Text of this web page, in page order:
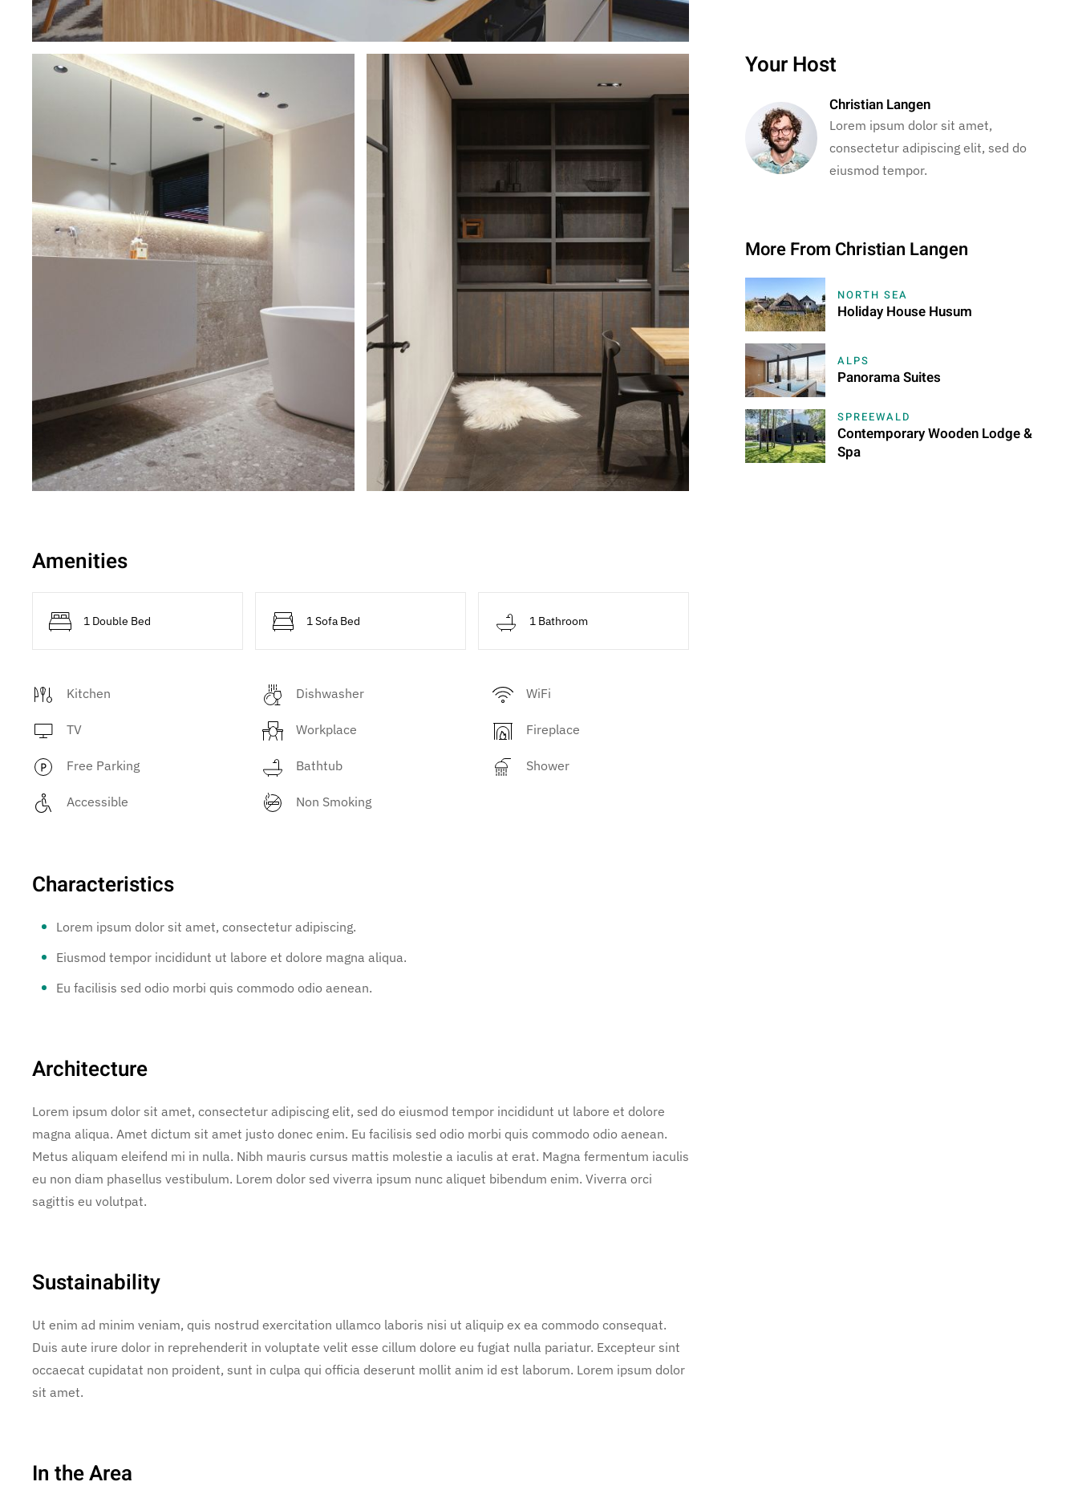
Amenities
1 Double Bed 1 Sofa Bed 1 Bathroom
Kitchen Dishwasher WiFi
TV Workplace Fireplace
Free Parking Bathtub Shower
Accessible Non Smoking
Characteristics
Lorem ipsum dolor sit amet, consectetur adipiscing.
Eiusmod tempor incididunt ut labore et dolore magna aliqua.
Eu facilisis sed odio morbi quis commodo odio aenean.
Architecture
Lorem ipsum dolor sit amet, consectetur adipiscing elit, sed do eiusmod tempor incididunt ut labore et dolore
magna aliqua. Amet dictum sit amet justo donec enim. Eu facilisis sed odio morbi quis commodo odio aenean.
Metus aliquam eleifend mi in nulla. Nibh mauris cursus mattis molestie a iaculis at erat. Magna fermentum iaculis
eu non diam phasellus vestibulum. Lorem dolor sed viverra ipsum nunc aliquet bibendum enim. Viverra orci
sagittis eu volutpat.
Sustainability
Ut enim ad minim veniam, quis nostrud exercitation ullamco laboris nisi ut aliquip ex ea commodo consequat.
Duis aute irure dolor in reprehenderit in voluptate velit esse cillum dolore eu fugiat nulla pariatur. Excepteur sint
occaecat cupidatat non proident, sunt in culpa qui officia deserunt mollit anim id est laborum. Lorem ipsum dolor
sit amet.
In the Area
Your Host
Christian Langen
Lorem ipsum dolor sit amet,
consectetur adipiscing elit, sed do
eiusmod tempor.
More From Christian Langen
NORTH SEA
Holiday House Husum
ALPS
Panorama Suites
SPREEWALD
Contemporary Wooden Lodge &
Spa